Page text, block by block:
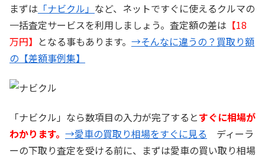
まずは 「ナビクル」 など、ネットですぐに使えるクルマの
一括査定サービスを利用しましょう。査定額の差は 【18
万円】 となる事もあります。 →そんなに違うの？買取り額
の【差額事例集】
「ナビクル」なら数項目の入力が完了するとすぐに相場が
わかります。 →愛車の買取り相場をすぐに見る ディーラ
ーの下取り査定を受ける前に、まずは愛車の買い取り相場